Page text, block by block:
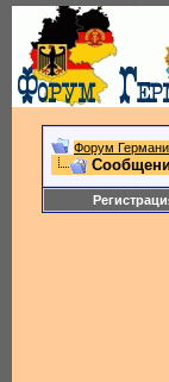
Форум